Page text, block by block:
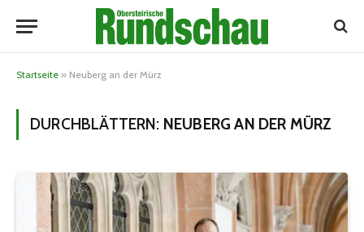
Startseite » Neuberg an der Mürz
DURCHBLÄTTERN: NEUBERG AN DER MÜRZ